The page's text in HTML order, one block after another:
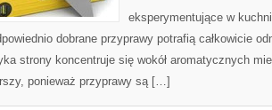
eksperymentujące w
dobrane przyprawy potrafią całkowicie
strony koncentruje się wokół aromatycznych
ponieważ przyprawy są […]